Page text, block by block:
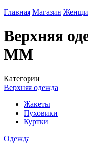
Главная Магазин
Верхняя
MM
Категории
Верхняя одежда
Жакеты
Пуховики
Куртки
Одежда